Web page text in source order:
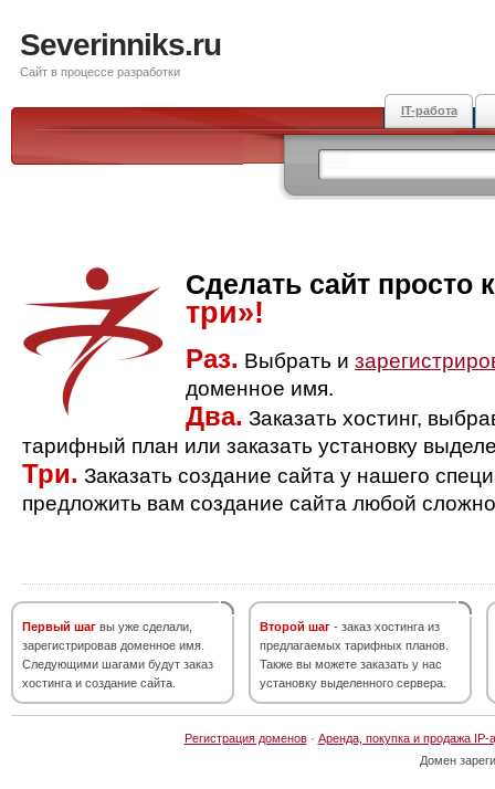
Severinniks.ru
Сайт в процессе разработки
IT-работа
Сделать сайт просто
три»!
Раз. Выбрать и
доменное имя.
Два. Заказать хостинг,
тарифный план или заказать установку
Три. Заказать создание сайта у нашего
предложить вам создание сайта любой
Первый шаг вы уже сделали,
зарегистрировав доменное имя.
Следующими шагами будут заказ
хостинга и создание сайта.
Второй шаг - заказ хостинга из
предлагаемых тарифных планов.
Также вы можете заказать у нас
установку выделенного сервера.
Регистрация доменов· Аренда, покупка и продажа IP-
Домен